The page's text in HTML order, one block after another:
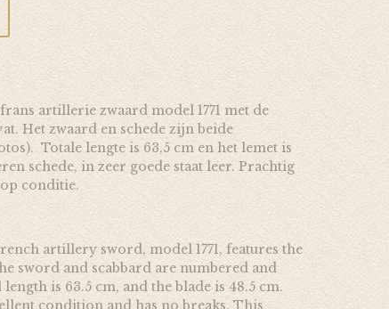
artillerie zwaard model 1771 met de
Het zwaard en schede zijn beide
Totale lengte is 63,5 cm en het lemet is
schede, in zeer goede staat leer. Prachtig
conditie.
artillery sword, model 1771, features the
sword and scabbard are numbered and
is 63.5 cm, and the blade is 48.5 cm.
condition and has no breaks. This